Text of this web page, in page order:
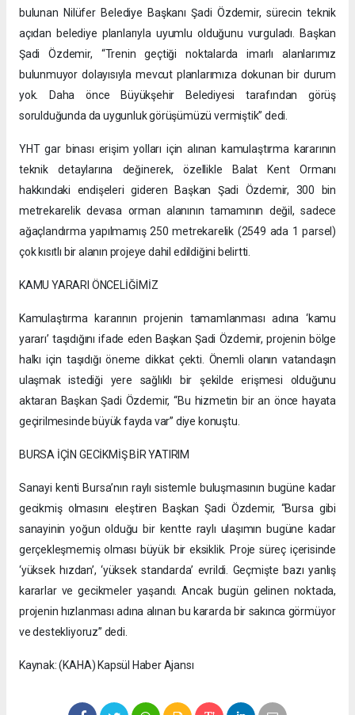
bulunan Nilüfer Belediye Başkanı Şadi Özdemir, sürecin teknik
açıdan belediye planlarıyla uyumlu olduğunu vurguladı. Başkan
Şadi Özdemir, “Trenin geçtiği noktalarda imarlı alanlarımız
bulunmuyor dolayısıyla mevcut planlarımıza dokunan bir durum
yok. Daha önce Büyükşehir Belediyesi tarafından görüş
sorulduğunda da uygunluk görüşümüzü vermiştik” dedi.
YHT gar binası erişim yolları için alınan kamulaştırma kararının
teknik detaylarına değinerek, özellikle Balat Kent Ormanı
hakkındaki endişeleri gideren Başkan Şadi Özdemir, 300 bin
metrekarelik devasa orman alanının tamamının değil, sadece
ağaçlandırma yapılmamış 250 metrekarelik (2549 ada 1 parsel)
çok kısıtlı bir alanın projeye dahil edildiğini belirtti.
KAMU YARARI ÖNCELİĞİMİZ
Kamulaştırma kararının projenin tamamlanması adına ‘kamu
yararı’ taşıdığını ifade eden Başkan Şadi Özdemir, projenin bölge
halkı için taşıdığı öneme dikkat çekti. Önemli olanın vatandaşın
ulaşmak istediği yere sağlıklı bir şekilde erişmesi olduğunu
aktaran Başkan Şadi Özdemir, “Bu hizmetin bir an önce hayata
geçirilmesinde büyük fayda var” diye konuştu.
BURSA İÇİN GECİKMİŞ BİR YATIRIM
Sanayi kenti Bursa’nın raylı sistemle buluşmasının bugüne kadar
gecikmiş olmasını eleştiren Başkan Şadi Özdemir, “Bursa gibi
sanayinin yoğun olduğu bir kentte raylı ulaşımın bugüne kadar
gerçekleşmemiş olması büyük bir eksiklik. Proje süreç içerisinde
‘yüksek hızdan’, ‘yüksek standarda’ evrildi. Geçmişte bazı yanlış
kararlar ve gecikmeler yaşandı. Ancak bugün gelinen noktada,
projenin hızlanması adına alınan bu kararda bir sakınca görmüyor
ve destekliyoruz” dedi.
Kaynak: (KAHA) Kapsül Haber Ajansı